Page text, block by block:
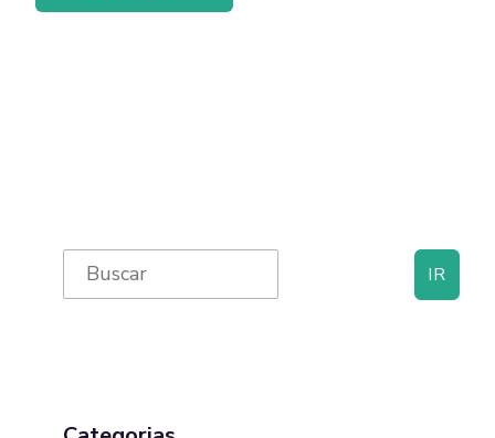
Primary
Sidebar
Search
for: